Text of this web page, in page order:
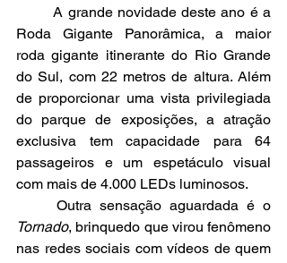
	A grande novidade deste ano é a
Roda Gigante Panorâmica, a maior
roda gigante itinerante do Rio Grande
do Sul, com 22 metros de altura. Além
de proporcionar uma vista privilegiada
do parque de exposições, a atração
exclusiva tem capacidade para 64
passageiros e um espetáculo visual
com mais de 4.000 LEDs luminosos.
Tornado, brinquedo que virou fenômeno
nas redes sociais com vídeos de quem